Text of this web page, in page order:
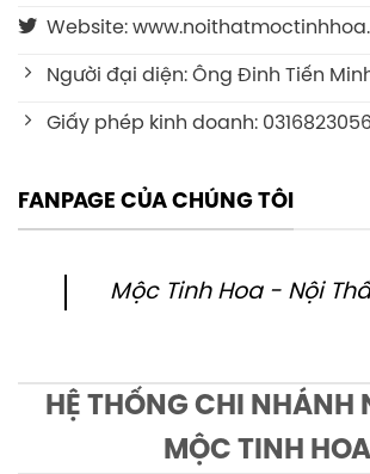
Website:
Người đại diện: Ông Đinh Tiến
Giấy phép kinh doanh: 0316823056
FANPAGE CỦA CHÚNG TÔI
Mộc Tinh Hoa - Nội
HỆ THỐNG CHI NHÁNH
MỘC TINH HOA